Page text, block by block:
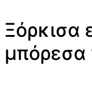
Ξόρκισα
μπόρεσα